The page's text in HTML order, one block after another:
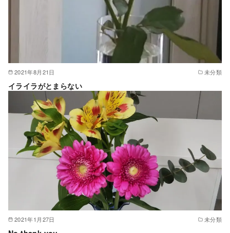
2021年8月21日 未分類
イライラがとまらない
2021年1月27日 未分類